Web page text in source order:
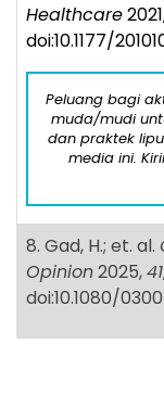
7. Hu Hanquan,
Healthcare
doi:10.1177/
Peluang bagi
muda/mudi
dan praktek
media ini.
8. Gad, H.; et. al.
2025,
doi:10.1080/